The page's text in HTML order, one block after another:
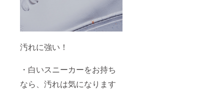
汚れに強い！
・白いスニーカーをお持ち
なら、汚れは気になります